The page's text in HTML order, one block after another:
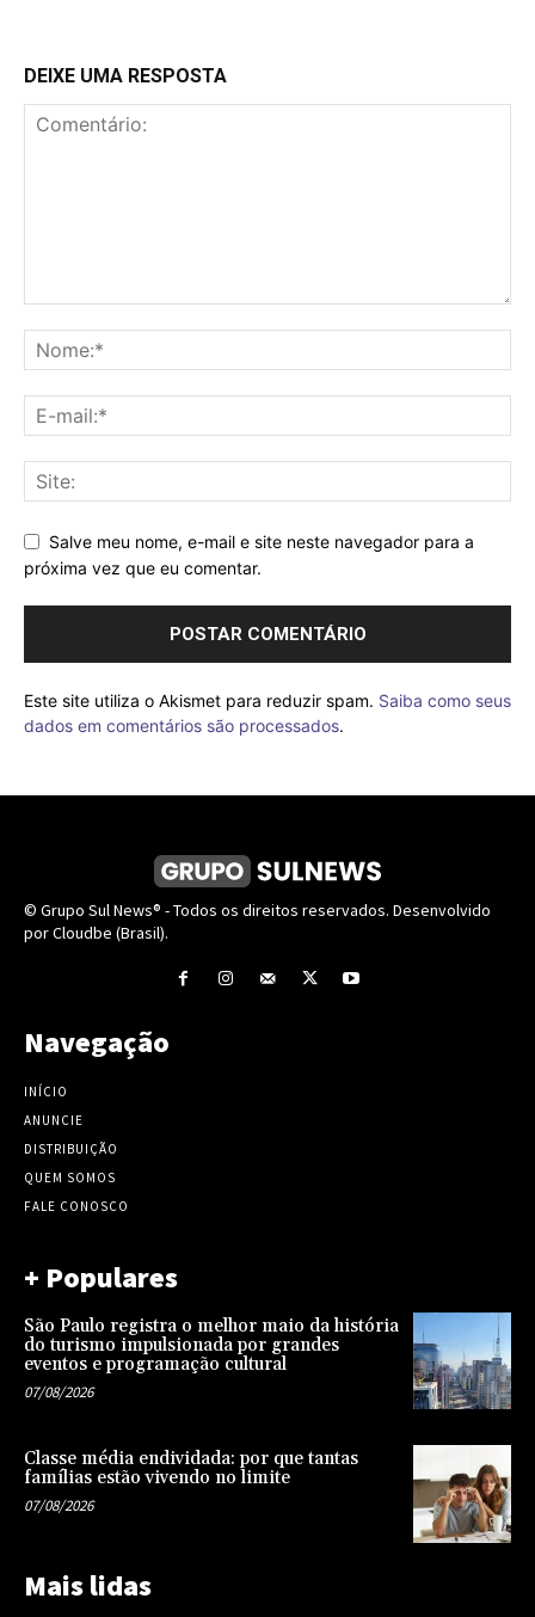
DEIXE UMA RESPOSTA
Salve meu nome, e-mail e site neste navegador para a
próxima vez que eu comentar.
Este site utiliza o Akismet para reduzir spam. Saiba como seus
dados em comentários são processados.
© Grupo Sul News® - Todos os direitos reservados. Desenvolvido
por Cloudbe (Brasil).
Navegação
INÍCIO
ANUNCIE
DISTRIBUIÇÃO
QUEM SOMOS
FALE CONOSCO
+ Populares
São Paulo registra o melhor maio da história
do turismo impulsionada por grandes
eventos e programação cultural
07/08/2026
Classe média endividada: por que tantas
famílias estão vivendo no limite
07/08/2026
Mais lidas